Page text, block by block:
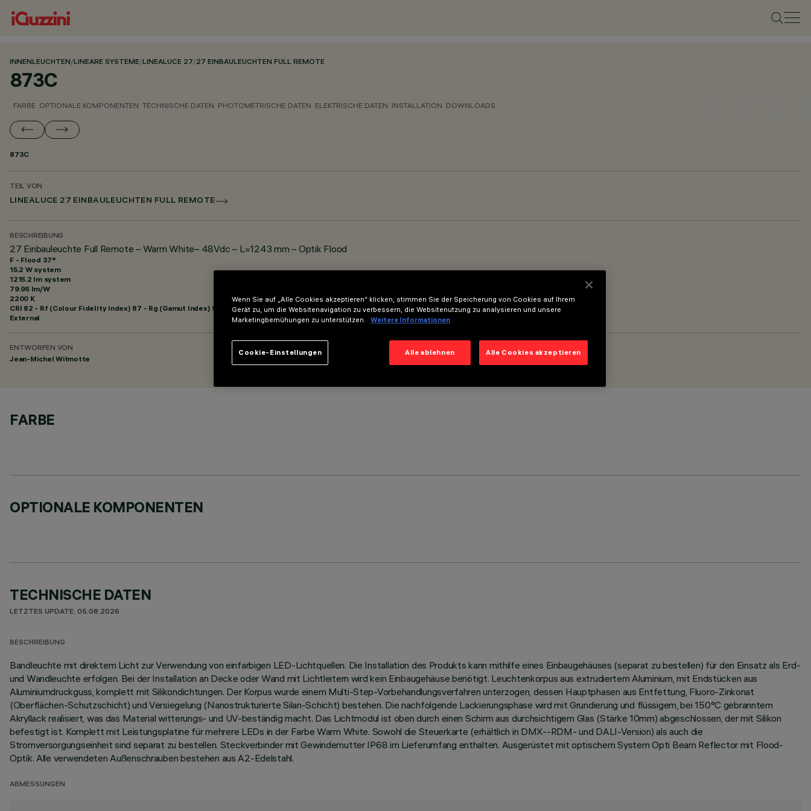
INNENLEUCHTEN/LINEARE SYSTEME/LINEALUCE 27/27 EINBAULEUCHTEN FULL REMOTE
873C
FARBE OPTIONALE KOMPONENTEN TECHNISCHE DATEN PHOTOMETRISCHE DATEN ELEKTRISCHE DATEN INSTALLATION DOWNLOADS
873C
TEIL VON
LINEALUCE 27 EINBAULEUCHTEN FULL REMOTE
BESCHREIBUNG
27 Einbauleuchte Full Remote – Warm White– 48Vdc – L=1243 mm – Optik Flood
F - Flood 37°
15.2 W system
1215.2 lm system
79.95 lm/W
2200 K
CRI 82 - Rf (Colour Fidelity Index) 87 - Rg (Gamut Index) 97
External
ENTWORFEN VON
Jean-Michel Wilmotte
FARBE
OPTIONALE KOMPONENTEN
TECHNISCHE DATEN
LETZTES UPDATE: 05.08.2026
BESCHREIBUNG
Bandleuchte mit direktem Licht zur Verwendung von einfarbigen LED-Lichtquellen. Die Installation des Produkts kann mithilfe eines Einbaugehäuses (separat zu bestellen) für den Einsatz als Erd-
und Wandleuchte erfolgen. Bei der Installation an Decke oder Wand mit Lichtleitern wird kein Einbaugehäuse benötigt. Leuchtenkorpus aus extrudiertem Aluminium, mit Endstücken aus
Aluminiumdruckguss, komplett mit Silikondichtungen. Der Korpus wurde einem Multi-Step-Vorbehandlungsverfahren unterzogen, dessen Hauptphasen aus Entfettung, Fluoro-Zinkonat
(Oberflächen-Schutzschicht) und Versiegelung (Nanostrukturierte Silan-Schicht) bestehen. Die nachfolgende Lackierungsphase wird mit Grundierung und flüssigem, bei 150°C gebranntem
Akryllack realisiert, was das Material witterungs- und UV-beständig macht. Das Lichtmodul ist oben durch einen Schirm aus durchsichtigem Glas (Stärke 10mm) abgeschlossen, der mit Silikon
befestigt ist. Komplett mit Leistungsplatine für mehrere LEDs in der Farbe Warm White. Sowohl die Steuerkarte (erhältlich in DMX--RDM- und DALI-Version) als auch die
Stromversorgungseinheit sind separat zu bestellen. Steckverbinder mit Gewindemutter IP68 im Lieferumfang enthalten. Ausgerüstet mit optischem System Opti Beam Reflector mit Flood-
Optik. Alle verwendeten Außenschrauben bestehen aus A2-Edelstahl.
ABMESSUNGEN
Wenn Sie auf „Alle Cookies akzeptieren“ klicken, stimmen Sie der Speicherung von Cookies auf Ihrem
Gerät zu, um die Websitenavigation zu verbessern, die Websitenutzung zu analysieren und unsere
Marketingbemühungen zu unterstützen.
Weitere Informationen
Alle ablehnen Alle Cookies akzeptieren
Cookie-Einstellungen